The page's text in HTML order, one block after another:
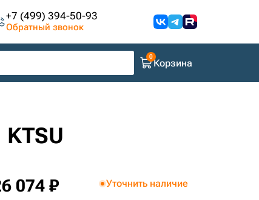
+7 (499) 394-50-93
Обратный звонок
Корзина
074 ₽ Уточнить наличие